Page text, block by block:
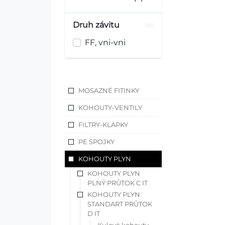
Druh závitu
FF, vni-vni
MOSAZNÉ FITINKY
KOHOUTY-VENTILY
FILTRY-KLAPKY
PE SPOJKY
KOHOUTY PLYN
KOHOUTY PLYN
PLNÝ PRŮTOK C IT
KOHOUTY PLYN
STANDART PRŮTOK
D IT